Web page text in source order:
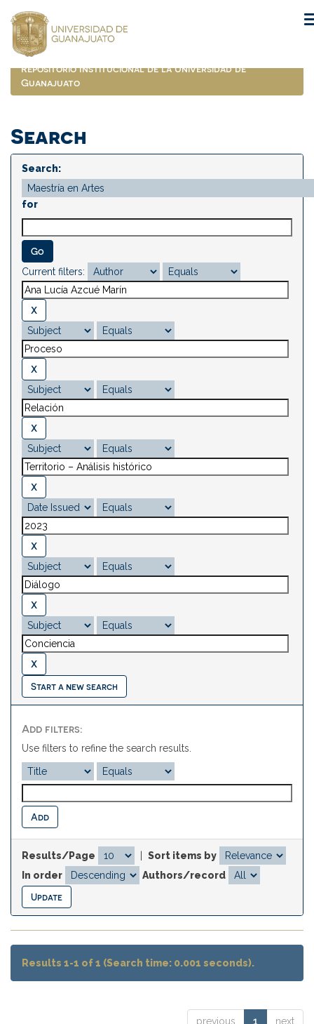
navigation
Repositorio Institucional de la Universidad de
Guanajuato
Search
Search:
for
Current filters:
Start a new search
Add filters:
Use filters to refine the search results.
Results/Page
Sort items by
In order
Authors/record
Results 1-1 of 1 (Search time: 0.001 seconds).
previous 1 next